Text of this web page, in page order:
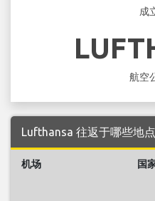
成
航空
Lufthansa 往返于哪些地
机场 国